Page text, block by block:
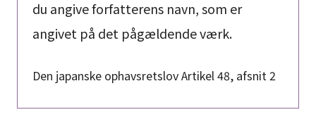
du angive forfatterens navn, som er
angivet på det pågældende værk.
Den japanske ophavsretslov Artikel 48, afsnit 2